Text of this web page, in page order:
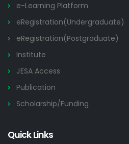
e-Learning Platform
eRegistration(Undergraduate)
eRegistration(Postgraduate)
Institute
JESA Access
Publication
Scholarship/Funding
Quick Links